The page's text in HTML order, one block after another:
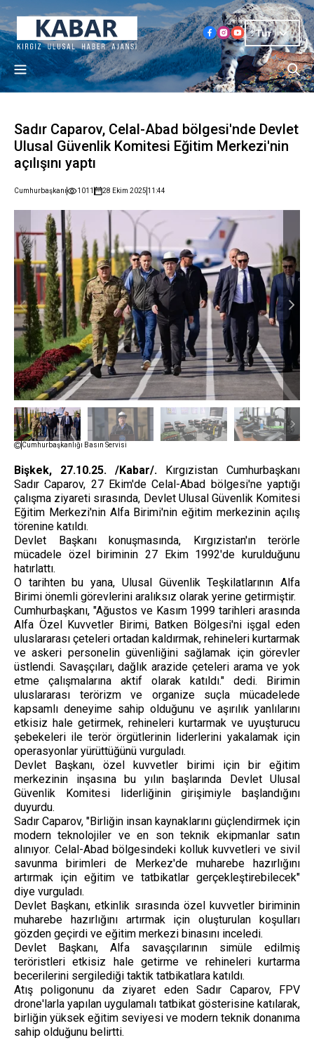
Tur
Sadır Caparov, Celal-Abad bölgesi'nde Devlet
Ulusal Güvenlik Komitesi Eğitim Merkezi'nin
açılışını yaptı
Cumhurbaşkanı 1011 28 Ekim 2025 11:44
Cumhurbaşkanlığı Basın Servisi
Bişkek, 27.10.25. /Kabar/. Kırgızistan Cumhurbaşkanı
Sadır Caparov, 27 Ekim'de Celal-Abad bölgesi'ne yaptığı
çalışma ziyareti sırasında, Devlet Ulusal Güvenlik Komitesi
Eğitim Merkezi'nin Alfa Birimi'nin eğitim merkezinin açılış
törenine katıldı.
Devlet Başkanı konuşmasında, Kırgızistan'ın terörle
mücadele özel biriminin 27 Ekim 1992'de kurulduğunu
hatırlattı.
O tarihten bu yana, Ulusal Güvenlik Teşkilatlarının Alfa
Birimi önemli görevlerini aralıksız olarak yerine getirmiştir.
Cumhurbaşkanı, "Ağustos ve Kasım 1999 tarihleri ​​arasında
Alfa Özel Kuvvetler Birimi, Batken Bölgesi'ni işgal eden
uluslararası çeteleri ortadan kaldırmak, rehineleri kurtarmak
ve askeri personelin güvenliğini sağlamak için görevler
üstlendi. Savaşçıları, dağlık arazide çeteleri arama ve yok
etme çalışmalarına aktif olarak katıldı." dedi. Birimin
uluslararası terörizm ve organize suçla mücadelede
kapsamlı deneyime sahip olduğunu ve aşırılık yanlılarını
etkisiz hale getirmek, rehineleri kurtarmak ve uyuşturucu
şebekeleri ile terör örgütlerinin liderlerini yakalamak için
operasyonlar yürüttüğünü vurguladı.
Devlet Başkanı, özel kuvvetler birimi için bir eğitim
merkezinin inşasına bu yılın başlarında Devlet Ulusal
Güvenlik Komitesi liderliğinin girişimiyle başlandığını
duyurdu.
Sadır Caparov, "Birliğin insan kaynaklarını güçlendirmek için
modern teknolojiler ve en son teknik ekipmanlar satın
alınıyor. Celal-Abad bölgesindeki kolluk kuvvetleri ve sivil
savunma birimleri de Merkez'de muharebe hazırlığını
artırmak için eğitim ve tatbikatlar gerçekleştirebilecek"
diye vurguladı.
Devlet Başkanı, etkinlik sırasında özel kuvvetler biriminin
muharebe hazırlığını artırmak için oluşturulan koşulları
gözden geçirdi ve eğitim merkezi binasını inceledi.
Devlet Başkanı, Alfa savaşçılarının simüle edilmiş
teröristleri etkisiz hale getirme ve rehineleri kurtarma
becerilerini sergilediği taktik tatbikatlara katıldı.
Atış poligonunu da ziyaret eden Sadır Caparov, FPV
drone'larla yapılan uygulamalı tatbikat gösterisine katılarak,
birliğin yüksek eğitim seviyesi ve modern teknik donanıma
sahip olduğunu belirtti.